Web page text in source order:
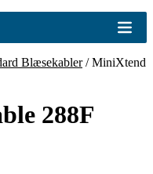
Blæsekabler/MiniXtend
288F